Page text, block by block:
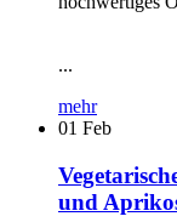
...
mehr
01 Feb
und